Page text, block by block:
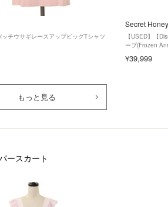
ッチウサギレースアップビッグTシャツ
Secret
【USED】【
ープ(Frozen
¥39,999
もっと見る
ースカート